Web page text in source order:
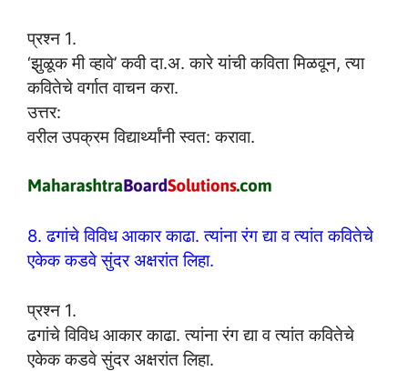
प्रश्न 1.
‘झुळूक मी व्हावे’ कवी दा.अ. कारे यांची कविता मिळवून, त्या
कवितेचे वर्गात वाचन करा.
उत्तर:
वरील उपक्रम विद्यार्थ्यांनी स्वत: करावा.
8. ढगांचे विविध आकार काढा. त्यांना रंग द्या व त्यांत कवितेचे
एकेक कडवे सुंदर अक्षरांत लिहा.
प्रश्न 1.
ढगांचे विविध आकार काढा. त्यांना रंग द्या व त्यांत कवितेचे
एकेक कडवे सुंदर अक्षरांत लिहा.